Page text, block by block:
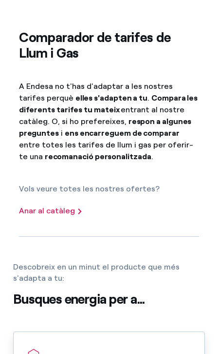
Comparador de tarifes de
Llum i Gas
A Endesa no t'has d'adaptar a les nostres
tarifes perquè elles s'adapten a tu. Compara les
diferents tarifes tu mateixentrant al nostre
catàleg. O, si ho prefereixes, respon a algunes
preguntesi ens encarreguem de comparar
entre totes les tarifes de llum i gas per oferir-
te una recomanació personalitzada.
Vols veure totes les nostres ofertes?
Anar al catàleg
Descobreix en un minut el producte que més
s'adapta a tu:
Busques energia per a...